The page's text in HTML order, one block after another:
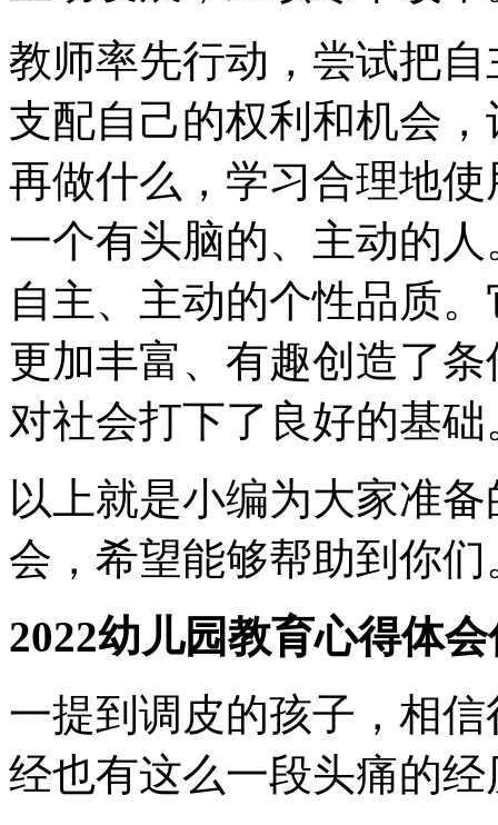
教师率先行动，尝试把
支配自己的权利和机会
再做什么，学习合理地
一个有头脑的、主动的
自主、主动的个性品质
更加丰富、有趣创造了
对社会打下了良好的基础
以上就是小编为大家准
会，希望能够帮助到你们
2022幼儿园教育心得体
一提到调皮的孩子，相
经也有这么一段头痛的经